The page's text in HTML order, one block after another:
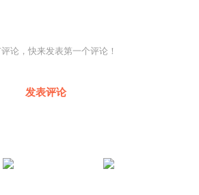
论，快来发表第一个评论！
发表评论